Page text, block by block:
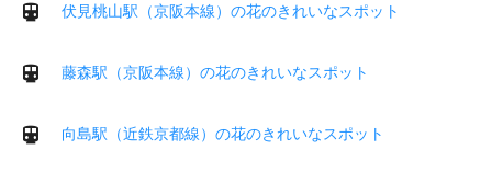
伏見桃山駅（京阪本線）の花のきれいなスポット
藤森駅（京阪本線）の花のきれいなスポット
向島駅（近鉄京都線）の花のきれいなスポット